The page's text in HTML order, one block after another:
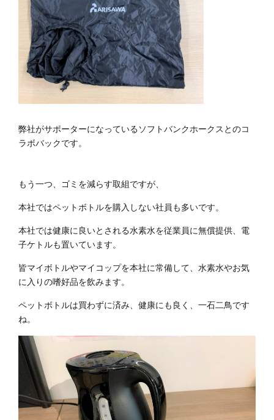
弊社がサポーターになっているソフトバンクホークスとのコ
ラボバックです。
もう一つ、ゴミを減らす取組ですが、
本社ではペットボトルを購入しない社員も多いです。
本社では健康に良いとされる水素水を従業員に無償提供、電
子ケトルも置いています。
皆マイボトルやマイコップを本社に常備して、水素水やお気
に入りの嗜好品を飲みます。
ペットボトルは買わずに済み、健康にも良く、一石二鳥です
ね。